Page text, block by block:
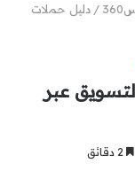
/ دليل حملات
عبر